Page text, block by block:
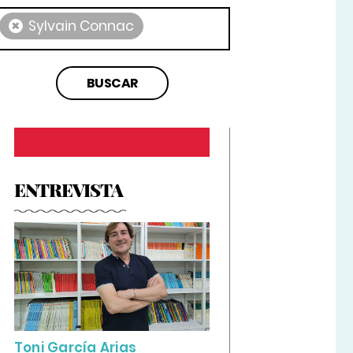
× Sylvain Connac
ENTREVISTA
Toni García Arias